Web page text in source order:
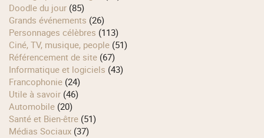
Doodle du jour (85)
Grands événements (26)
Personnages célèbres (113)
Ciné, TV, musique, people (51)
Référencement de site (67)
Informatique et logiciels (43)
Francophonie (24)
Utile à savoir (46)
Automobile (20)
Santé et Bien-être (51)
Médias Sociaux (37)